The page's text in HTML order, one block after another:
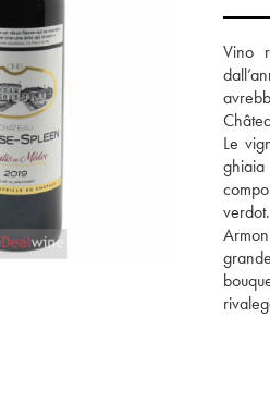
Vino
Le
verdot.